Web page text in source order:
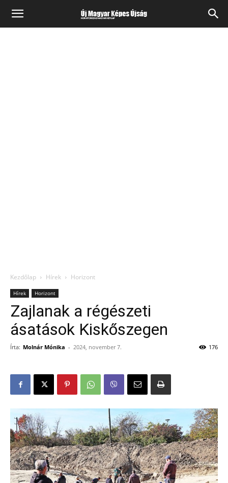
Kezdőlap Hírek Horizont
Hírek Horizont
Zajlanak a régészeti
ásatások Kiskőszegen
Írta: Molnár Mónika - 2024, november 7. 176